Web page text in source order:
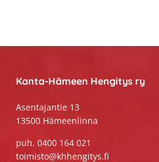
Kanta-Hämeen Hengitys ry
Asentajantie 13
13500 Hämeenlinna
puh. 0400 164 021
toimisto@khhengitys.fi